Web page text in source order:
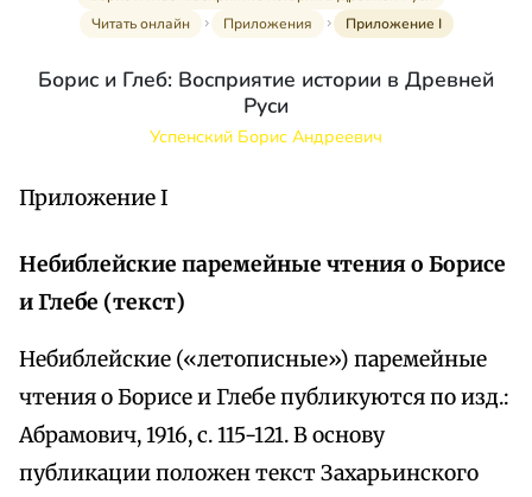
Читать онлайн
Приложения Приложение I
Борис и Глеб: Восприятие истории в Древней
Руси
Успенский Борис Андреевич
Приложение I
Небиблейские паремейные чтения о Борисе
и Глебе (текст)
Небиблейские («летописные») паремейные
чтения о Борисе и Глебе публикуются по изд.:
Абрамович, 1916, с. 115-121. В основу
публикации положен текст Захарьинского